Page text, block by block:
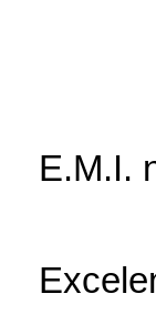
E.M.I.